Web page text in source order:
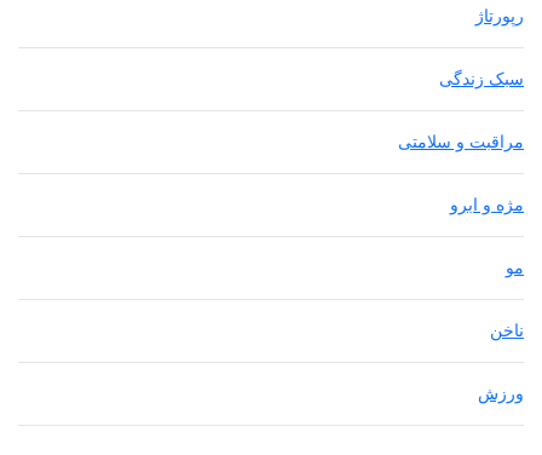
رپورتاژ
سبک زندگی
مراقبت و سلامتی
مژه و ابرو
مو
ناخن
ورزش